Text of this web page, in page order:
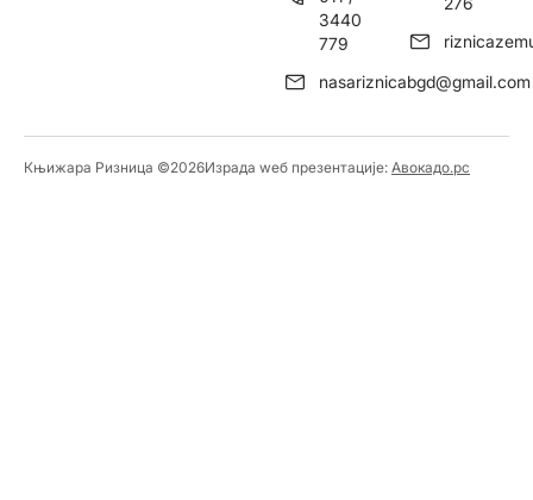
3440
779
nasariznicabgd@gmail.com
Књижара Ризница ©️2026Израда wеб презентације: Авокадо.рс